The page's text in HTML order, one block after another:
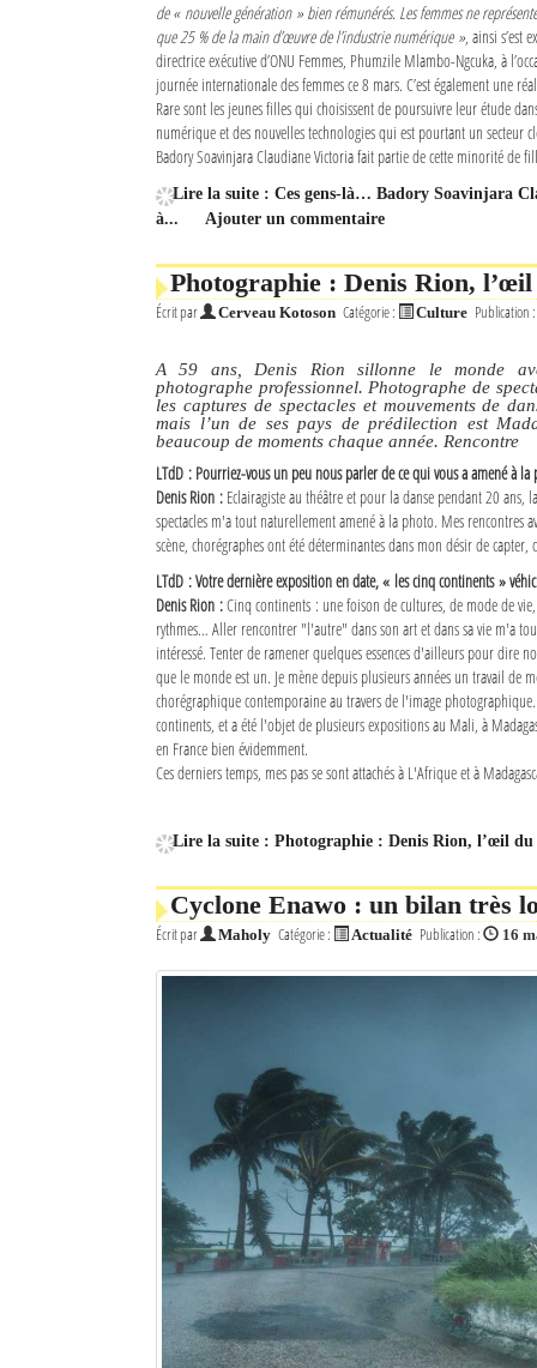
de « nouvelle génération » bien rémunérés. Les femmes ne
que 25 % de la main d’œuvre de l’industrie numérique », ainsi s’est
directrice exécutive d’ONU Femmes, Phumzile Mlambo-Ngcuka, à
journée internationale des femmes ce 8 mars. C’est également une
Rare sont les jeunes filles qui choisissent de poursuivre leur étude
numérique et des nouvelles technologies qui est pourtant un secteur
Badory Soavinjara Claudiane Victoria fait partie de cette minorité de
Lire la suite : Ces gens-là… Badory Soavinjara
à...
Ajouter un commentaire
Photographie : Denis Rion,
Écrit par Cerveau Kotoson Catégorie : Culture Publication :
A 59 ans, Denis Rion sillonne le monde
photographe professionnel. Photographe de
les captures de spectacles et mouvements de
mais l’un de ses pays de prédilection est
beaucoup de moments chaque année. Rencontre
LTdD : Pourriez-vous un peu nous parler de ce qui vous a amené à la
Denis Rion : Eclairagiste au théâtre et pour la danse pendant 20 ans,
spectacles m'a tout naturellement amené à la photo. Mes rencontres
scène, chorégraphes ont été déterminantes dans mon désir de capter,
LTdD : Votre dernière exposition en date, « les cinq continents »
Denis Rion :Cinq continents : une foison de cultures, de mode de vie,
rythmes… Aller rencontrer "l'autre" dans son art et dans sa vie m'a
intéressé. Tenter de ramener quelques essences d'ailleurs pour dire
que le monde est un. Je mène depuis plusieurs années un travail de
chorégraphique contemporaine au travers de l'image
continents, et a été l'objet de plusieurs expositions au Mali, à
en France bien évidemment.
Ces derniers temps, mes pas se sont attachés à L'Afrique et à
Lire la suite : Photographie : Denis Rion, l’œil
Cyclone Enawo : un bilan très
Écrit par Maholy Catégorie : Actualité Publication : 16